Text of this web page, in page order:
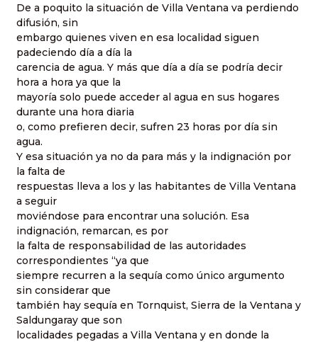
De a poquito la situación de Villa Ventana va perdiendo
difusión, sin
embargo quienes viven en esa localidad siguen
padeciendo día a día la
carencia de agua. Y más que día a día se podría decir
hora a hora ya que la
mayoría solo puede acceder al agua en sus hogares
durante una hora diaria
o, como prefieren decir, sufren 23 horas por día sin
agua.
Y esa situación ya no da para más y la indignación por
la falta de
respuestas lleva a los y las habitantes de Villa Ventana
a seguir
moviéndose para encontrar una solución. Esa
indignación, remarcan, es por
la falta de responsabilidad de las autoridades
correspondientes “ya que
siempre recurren a la sequía como único argumento
sin considerar que
también hay sequía en Tornquist, Sierra de la Ventana y
Saldungaray que son
localidades pegadas a Villa Ventana y en donde la